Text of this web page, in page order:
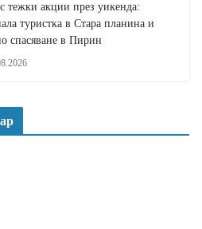
тежки акции през уикенда:
туристка в Стара планина и
спасяване в Пирин